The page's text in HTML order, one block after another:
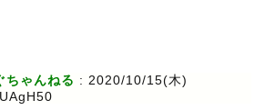
ちゃんねる : 2020/10/15(木)